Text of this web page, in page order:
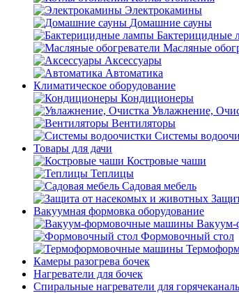
Электрокамины
Домашние сауны
Бактерицидные
Масляные
Аксессуары
Автоматика
Климатическое оборудование
Кондиционеры
Увлажнение,
Вентиляторы
Системы
Товары для дачи
Костровые чаши
Теплицы
Садовая мебель
Вакуумная формовка оборудование
Формовочный стол
Камеры разогрева бочек
Нагреватели для бочек
Спиральные нагреватели для